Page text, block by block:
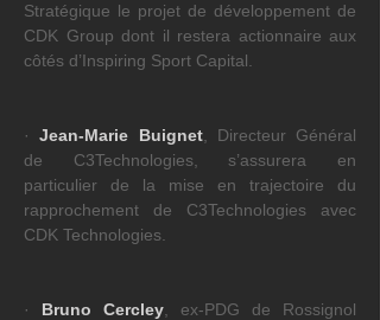
Stratégique le projet de développement de
CDK Group dont il restera actionnaire aux
côtés d’Inspiring Sport Capital.
· Jean-Marie Buignet, Directeur Général
de C3Technologies, s’assurera en
particulier de la mise en trajectoire du
rapprochement de C3Technologies avec
CDK Technologies.
· Bruno Cercley , ex-PDG de Rossignol